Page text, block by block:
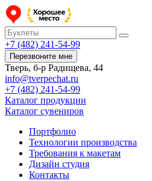
+7 (482) 241-54-99
Перезвоните мне
Тверь, б-р Радищева, 44
info@tverpechat.ru
+7 (482) 241-54-99
Каталог продукции
Каталог сувениров
Портфолио
Технологии производства
Требования к макетам
Дизайн студия
Контакты